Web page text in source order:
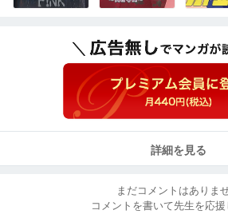
詳細を見る
まだコメントはありま
コメントを書いて先生を応援